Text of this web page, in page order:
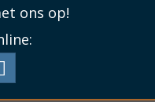
ons op!